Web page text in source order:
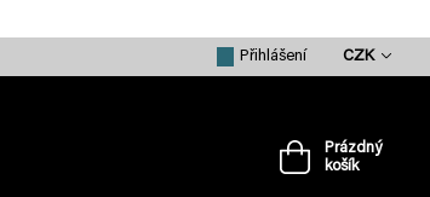
CZK
Přihlášení
Nákupní
Prázdný
košík